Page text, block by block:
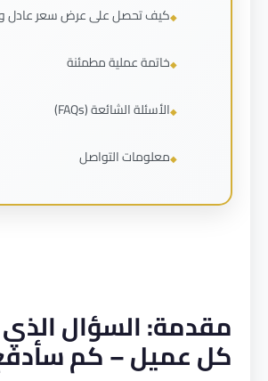
كيف تحصل على عرض سعر عادل
خاتمة عملية مطمئنة
الأسئلة الشائعة (FAQs)
معلومات التواصل
مقدمة: السؤال
كل عميل – كم